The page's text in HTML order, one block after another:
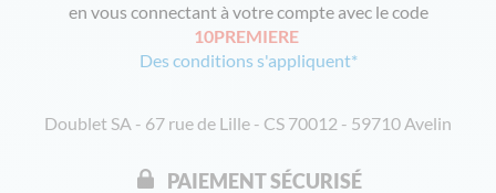
en vous connectant à votre compte avec le code
10PREMIERE
Des conditions s'appliquent*
Doublet SA - 67 rue de Lille - CS 70012 - 59710 Avelin
PAIEMENT SÉCURISÉ